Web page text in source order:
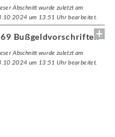
Abschnitt wurde zuletzt am
um 13:51 Uhr bearbeitet.
69 Bußgeldvorschriften
Abschnitt wurde zuletzt am
um 13:51 Uhr bearbeitet.